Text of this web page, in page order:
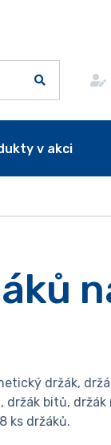
v akci
držák,
držák bitů,
ks držáků.